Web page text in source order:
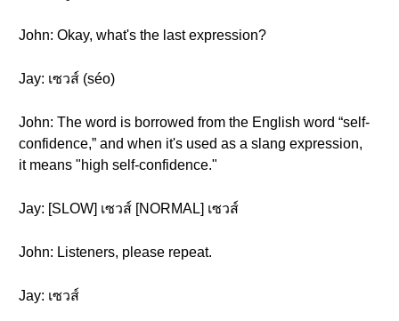
John: Okay, what's the last expression?
Jay: เซวส์ (séo)
John: The word is borrowed from the English word “self-
confidence,” and when it's used as a slang expression,
it means "high self-confidence."
Jay: [SLOW] เซวส์ [NORMAL] เซวส์
John: Listeners, please repeat.
Jay: เซวส์